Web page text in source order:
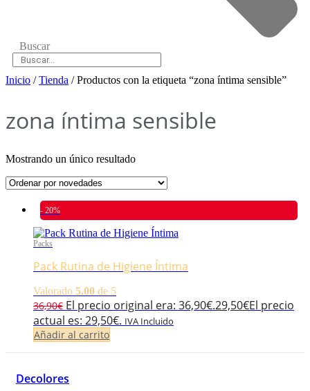
Buscar
Inicio /Tienda / Productos con la etiqueta “zona íntima sensible”
zona íntima sensible
Mostrando un único resultado
- 20%
Packs
Pack Rutina de Higiene Íntima
Valorado 5.00 de 5
36,90€ El precio original era: 36,90€.29,50€El precio
actual es: 29,50€. IVA Incluido
Añadir al carrito
Decolores